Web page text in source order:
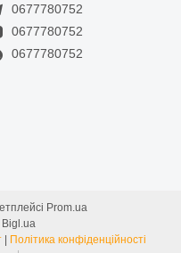
0677780752
0677780752
0677780752
Prom.ua
| Політика конфіденційності